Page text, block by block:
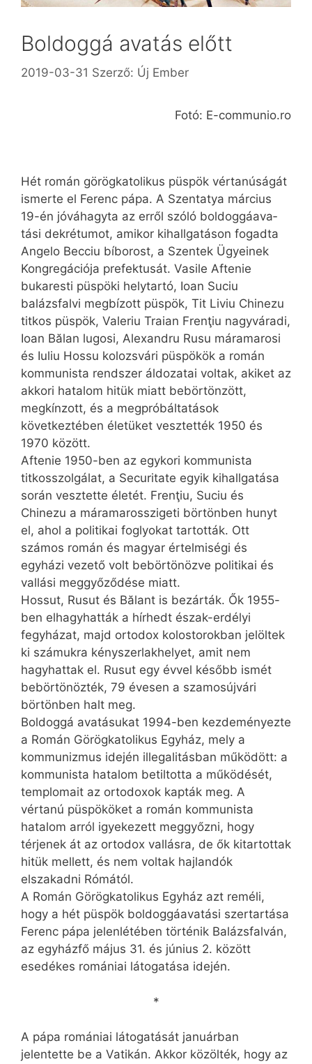
Boldoggá avatás előtt
2019-03-31 Szerző: Új Ember
Fotó: E-communio.ro
Hét román görög­ka­to­likus püspök vértanúságát
ismerte el Ferenc pápa. A Szentatya március
19-én jóváhagyta az erről szóló boldog­gá­ava­
tási dekrétumot, amikor kihallgatáson fogadta
Angelo Becciu bíborost, a Szentek Ügyeinek
Kong­regációja prefektusát. Vasile Aftenie
bukaresti püspöki helytartó, Ioan Suciu
balázsfalvi megbízott püspök, Tit Liviu Chinezu
titkos püspök, Valeriu Traian Frenţiu nagyváradi,
Ioan Bălan lugosi, Alexandru Rusu máramarosi
és Iuliu Hossu kolozsvári püspökök a román
kommunista rendszer áldozatai voltak, akiket az
akkori hatalom hitük miatt bebörtönzött,
megkínzott, és a megpróbáltatások
következtében életüket vesztették 1950 és
1970 között.
Aftenie 1950-ben az egykori kommunista
titkosszolgálat, a Securitate egyik kihallgatása
során vesztette életét. Frenţiu, Suciu és
Chinezu a máramarosszigeti börtönben hunyt
el, ahol a politikai foglyokat tartották. Ott
számos román és magyar értelmiségi és
egyházi vezető volt bebörtönözve politikai és
vallási meggyőződése miatt.
Hossut, Rusut és Bălant is bezárták. Ők 1955-
ben elhagyhatták a hírhedt észak-erdélyi
fegyházat, majd ortodox kolostorokban jelöltek
ki számukra kényszerlakhelyet, amit nem
hagyhattak el. Rusut egy évvel később ismét
bebörtönözték, 79 évesen a szamosújvári
börtönben halt meg.
Boldoggá avatásukat 1994-ben kezdeményezte
a Román Görögkatolikus Egyház, mely a
kommunizmus idején illegalitásban működött: a
kommunista hatalom betiltotta a működését,
templomait az ortodoxok kapták meg. A
vértanú püspököket a román kommunista
hatalom arról igyekezett meggyőzni, hogy
térjenek át az ortodox vallásra, de ők kitartottak
hitük mellett, és nem voltak hajlandók
elszakadni Rómától.
A Román Görögkatolikus Egyház azt reméli,
hogy a hét püspök boldoggáavatási szertartása
Ferenc pápa jelenlétében történik Balázsfalván,
az egyházfő május 31. és június 2. között
esedékes romániai látogatása idején.
*
A pápa romániai látogatását januárban
jelentette be a Vatikán. Akkor közölték, hogy az